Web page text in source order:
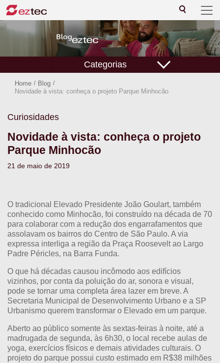
Categorias
Home / Blog /
Novidade à vista: conheça o projeto Parque Minhocão
Curiosidades
Novidade à vista: conheça o projeto
Parque Minhocão
21 de maio de 2019
O tradicional Elevado Presidente João Goulart, também
conhecido como Minhocão, foi construído na década de 70
para colaborar com a redução dos engarrafamentos que
assolavam os bairros do Centro de São Paulo. A via
expressa interliga a região da Praça Roosevelt ao Largo
Padre Péricles, na Barra Funda.
O que há décadas causou incômodo aos edifícios
vizinhos, por conta da poluição do ar, sonora e visual,
pode se tornar uma completa área lazer em breve. A
Secretaria Municipal de Desenvolvimento Urbano e a SP
Urbanismo querem transformar o Elevado em um parque.
Aberto ao público somente às sextas-feiras à noite, até a
madrugada de segunda, às 6h30, o local recebe aulas de
yoga, exercícios físicos e demais atividades culturais. O
projeto do parque possui custo estimado em R$38 milhões